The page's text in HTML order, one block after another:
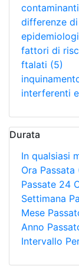
differenze
fattori di
ftalati (5)
interferenti
Durata
In qualsiasi
Ora Passata
Passate 24
Settimana
Mese
Anno
Intervallo